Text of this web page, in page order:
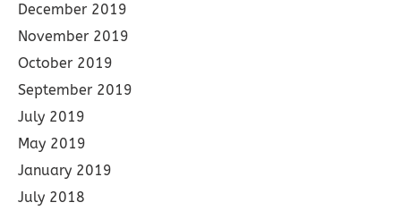
December 2019
November 2019
October 2019
September 2019
July 2019
May 2019
January 2019
July 2018